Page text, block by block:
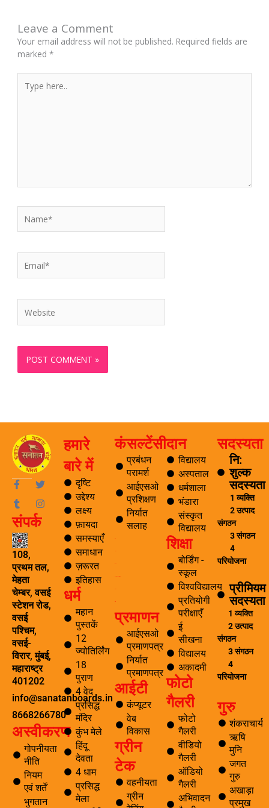
Leave a Comment
Your email address will not be published. Required fields are
marked*
here..
F
a
c
e
b
o
o
k
-
f
T
i
t
T
u
m
b
l
r
I
s
a
m
संपर्क
108,
प्रथम तल,
मेहता
चेम्बर, वसई
स्टेशन रोड,
वसई
पश्चिम,
वसई-
विरार, मुंबई,
महाराष्ट्र
401202
info@sanatanboards.in
8668266780
अस्वीकरण
गोपनीयता
नीति
नियम
एवं शर्तें
भुगतान
हमारे
बारे में
दृष्टि
उद्देश्य
लक्ष्य
फ़ायदा
समस्याएँ
समाधान
ज़रूरत
इतिहास
धर्म
महान
पुस्तकें
12
ज्योतिर्लिंग
18
पुराण
4 वेद
प्रसिद्ध
मंदिर
कुंभ मेले
हिंदू
देवता
4 धाम
प्रसिद्ध
मेला
कंसल्टेंसी
प्रबंधन
परामर्श
आईएसओ
प्रशिक्षण
निर्यात
सलाह
प्रमाणन
आईएसओ
प्रमाणपत्र
निर्यात
प्रमाणपत्र
आईटी
कंप्यूटर
वेब
विकास
ग्रीन
टेक
वहनीयता
ग्रीन
दान
विद्यालय
अस्पताल
धर्मशाला
भंडारा
संस्कृत
विद्यालय
शिक्षा
बोर्डिंग -
स्कूल
विश्वविद्यालय
प्रतियोगी
परीक्षाएँ
ई
सीखना
विद्यालय
अकादमी
फोटो
गैलरी
फोटो
गैलरी
वीडियो
गैलरी
ऑडियो
गैलरी
अभिवादन
सदस्यता
नि:
शुल्क
सदस्यता
1 व्यक्ति
2 उत्पाद
संगठन
3 संगठन
4
परियोजना
प्रीमियम
सदस्यता
1 व्यक्ति
2 उत्पाद
संगठन
3 संगठन
4
परियोजना
गुरु
शंकराचार्य
ऋषि
मुनि
जगत
गुरु
अखाड़ा
प्रमुख